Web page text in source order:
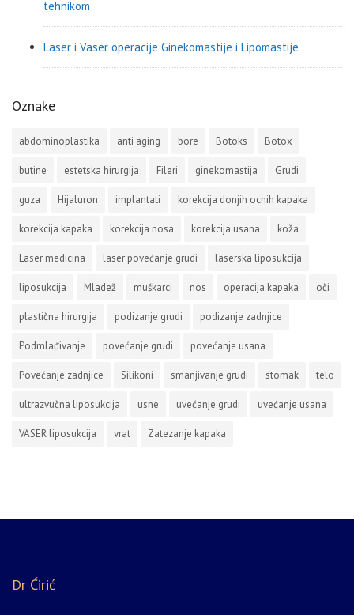
tehnikom
Laser i Vaser operacije Ginekomastije i Lipomastije
Oznake
abdominoplastika anti aging bore Botoks Botox
butine estetska hirurgija Fileri ginekomastija Grudi
guza Hijaluron implantati korekcija donjih ocnih kapaka
korekcija kapaka korekcija nosa korekcija usana koža
Laser medicina laser povećanje grudi laserska liposukcija
liposukcija Mladež muškarci nos operacija kapaka oči
plastična hirurgija podizanje grudi podizanje zadnjice
Podmlađivanje povećanje grudi povećanje usana
Povećanje zadnjice Silikoni smanjivanje grudi stomak telo
ultrazvučna liposukcija usne uvećanje grudi uvećanje usana
VASER liposukcija vrat Zatezanje kapaka
Dr Ćirić